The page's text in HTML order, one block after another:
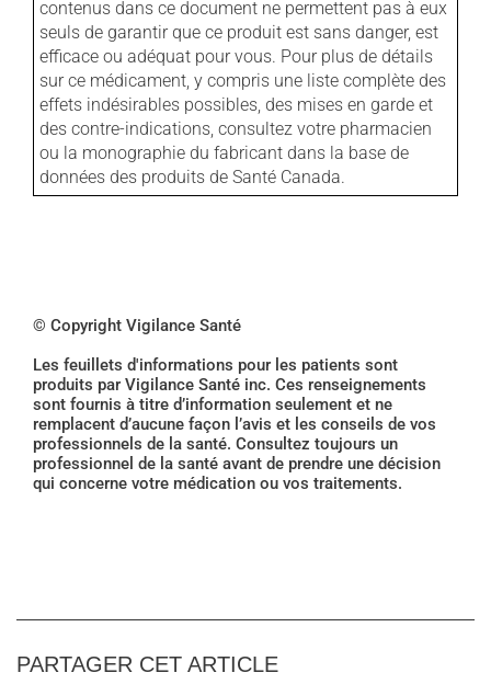
contenus dans ce document ne permettent pas à eux
seuls de garantir que ce produit est sans danger, est
efficace ou adéquat pour vous. Pour plus de détails
sur ce médicament, y compris une liste complète des
effets indésirables possibles, des mises en garde et
des contre-indications, consultez votre pharmacien
ou la monographie du fabricant dans la base de
données des produits de Santé Canada.
© Copyright Vigilance Santé
Les feuillets d'informations pour les patients sont
produits par Vigilance Santé inc. Ces renseignements
sont fournis à titre d’information seulement et ne
remplacent d’aucune façon l’avis et les conseils de vos
professionnels de la santé. Consultez toujours un
professionnel de la santé avant de prendre une décision
qui concerne votre médication ou vos traitements.
PARTAGER CET ARTICLE